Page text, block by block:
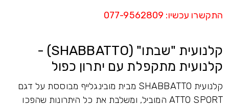
התקשרו עכשיו:
077-9562809
קלנועית "שבתו" (SHABBATTO) -
קלנועית מתקפלת עם יתרון כפול
קלנועית SHABBATTO מבית מובינגלייף מבוססת על דגם
ATTO SPORT המוביל, ומשלבת את כל היתרונות שהפכו